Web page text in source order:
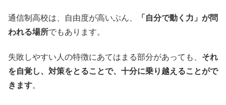
通信制高校は、自由度が高いぶん、
「自分で動く力」が問
われる場所でもあります。
失敗しやすい人の特徴にあてはまる部分があっても、 それ
を自覚し、対策をとることで、十分に乗り越えることがで
きます。